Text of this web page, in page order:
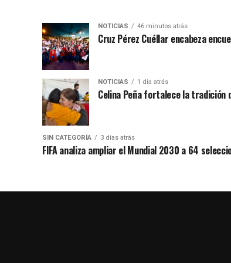
NOTICIAS 46 minutos atrás
Cruz Pérez Cuéllar encabeza
NOTICIAS 1 día atrás
Celina Peña fortalece la tradición
SIN CATEGORÍA 3 días atrás
FIFA analiza ampliar el Mundial 2030 a 64